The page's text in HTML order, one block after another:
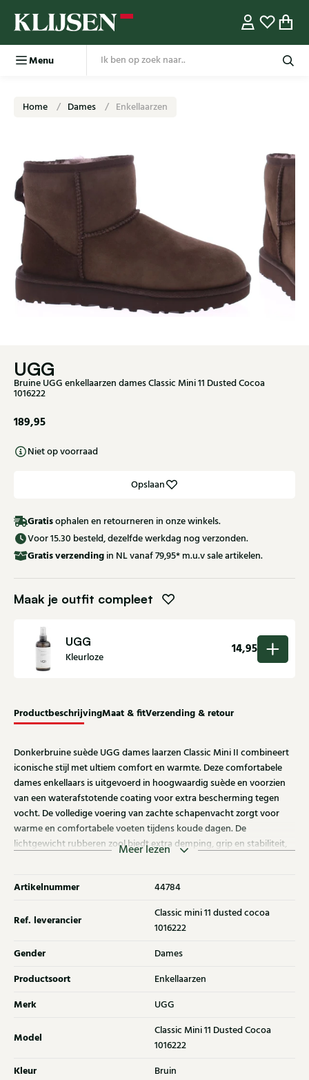
Menu
Home Dames Enkellaarzen
UGG
Bruine UGG enkellaarzen dames Classic Mini 11 Dusted Cocoa
1016222
189,95
Niet op voorraad
Opslaan
Gratisophalen en retourneren in onze winkels.
Voor 15.30 besteld, dezelfde werkdag nog verzonden.
Gratisverzending in NL vanaf 79,95* m.u.v sale artikelen.
Maak je outfit compleet
UGG
Kleurloze
14,95
ProductbeschrijvingMaat & fitVerzending & retour
Donkerbruine suède UGG dames laarzen Classic Mini II combineert
iconische stijl met ultiem comfort en warmte. Deze comfortabele
dames enkellaars is uitgevoerd in hoogwaardig suède en voorzien
van een waterafstotende coating voor extra bescherming tegen
vocht. De volledige voering van zachte schapenvacht zorgt voor
warme en comfortabele voeten tijdens koude dagen. De
lichtgewicht rubberen zool biedt extra demping, grip en stabiliteit,
Ontdek ook de andere dames enkellaarzen van UGG bij Klijsen.
Meer lezen
Artikelnummer 44784
Ref. leverancier
Classic mini 11 dusted cocoa
1016222
Gender Dames
Productsoort Enkellaarzen
Merk UGG
Model
Classic Mini 11 Dusted Cocoa
1016222
Kleur Bruin